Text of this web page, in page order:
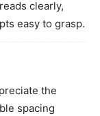
clearly,
easy to grasp.
the
spacing